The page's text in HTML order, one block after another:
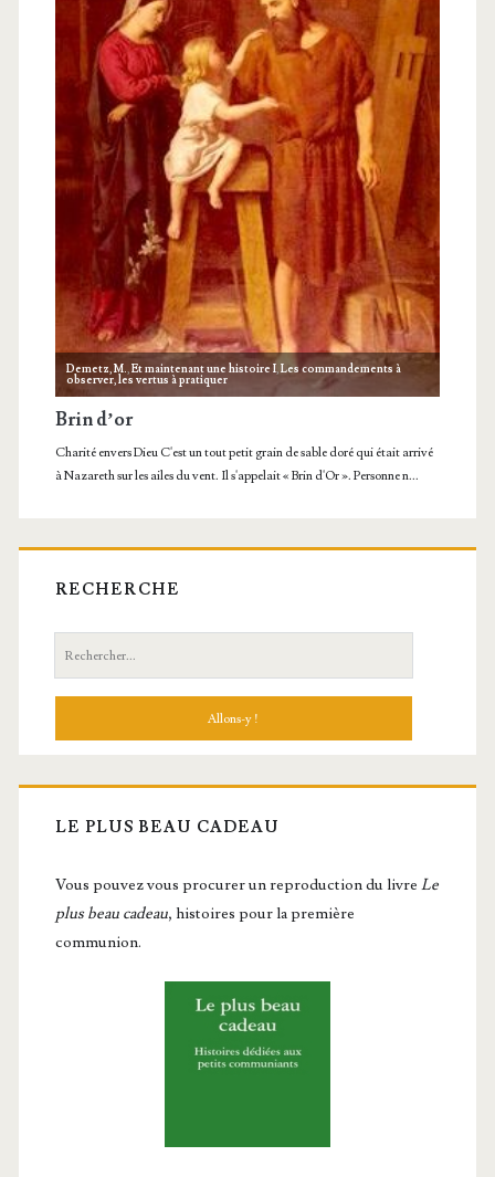
RECHERCHE
Recherche:
LE PLUS BEAU CADEAU
Vous pou­vez vous pro­cu­rer un repro­duc­tion du livre Le
plus beau cadeau, histoires pour la première
communion.